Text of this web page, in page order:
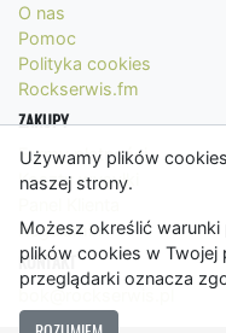
Używamy plików
naszej strony.
Możesz określić
plików cookies w Twojej
przeglądarki oznacza
O nas
Pomoc
Polityka cookies
Rockserwis.fm
ZAKUPY
Formy płatności
Koszty wysyłki
Regulamin
KONTAKT
bok@rockserwis.pl